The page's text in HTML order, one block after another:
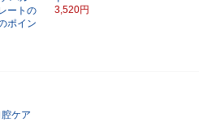
ートの
ポイン
3,520円
ケア